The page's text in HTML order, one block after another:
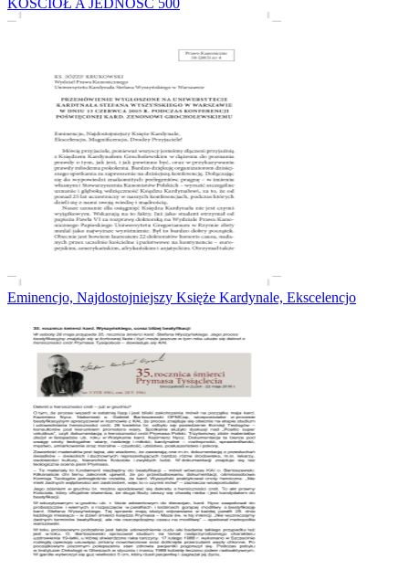
KOŚCIÓŁ A JEDNOŚĆ 500
Eminencjo, Najdostojniejszy Księże Kardynale, Ekscelencjo